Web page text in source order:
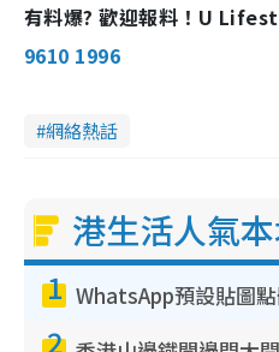
有料爆? 歡迎報料！U
9610 1996
網絡熱話
港生活人氣
1
2